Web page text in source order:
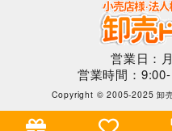
営業日：
営業時間：
Copyright © 2005-2025 卸